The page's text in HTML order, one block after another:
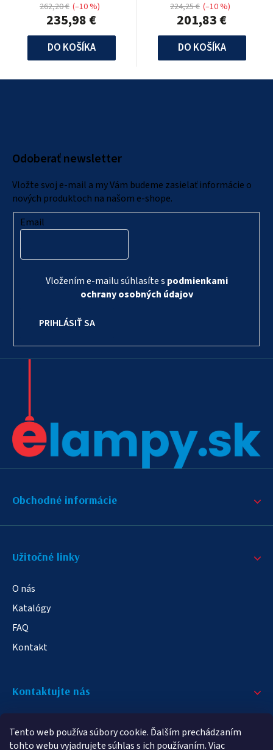
Tento web používa súbory cookie. Ďalším prechádzaním
tohto webu vyjadrujete súhlas s ich používaním. Viac
235,98 €
262,20 € (–10 %)
DO KOŠÍKA
201,83 €
224,25 € (–10 %)
DO KOŠÍKA
Odoberať newsletter
Vložte svoj e-mail a my Vám budeme zasielať informácie o
nových produktoch na našom e-shope.
Email
Vložením e-mailu súhlasíte s podmienkami
ochrany osobných údajov
PRIHLÁSIŤ SA
Obchodné informácie
Užitočné linky
O nás
Katalógy
FAQ
Kontakt
Kontaktujte nás
info@elampa.sk